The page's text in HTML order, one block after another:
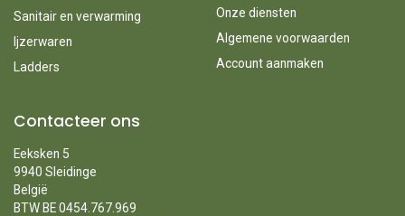
Sanitair en verwarming
Ijzerwaren
Ladders
Onze diensten
Algemene voorwaarden
Account aanmaken
Contacteer ons
Eeksken 5
9940 Sleidinge
België
BTW BE 0454.767.969